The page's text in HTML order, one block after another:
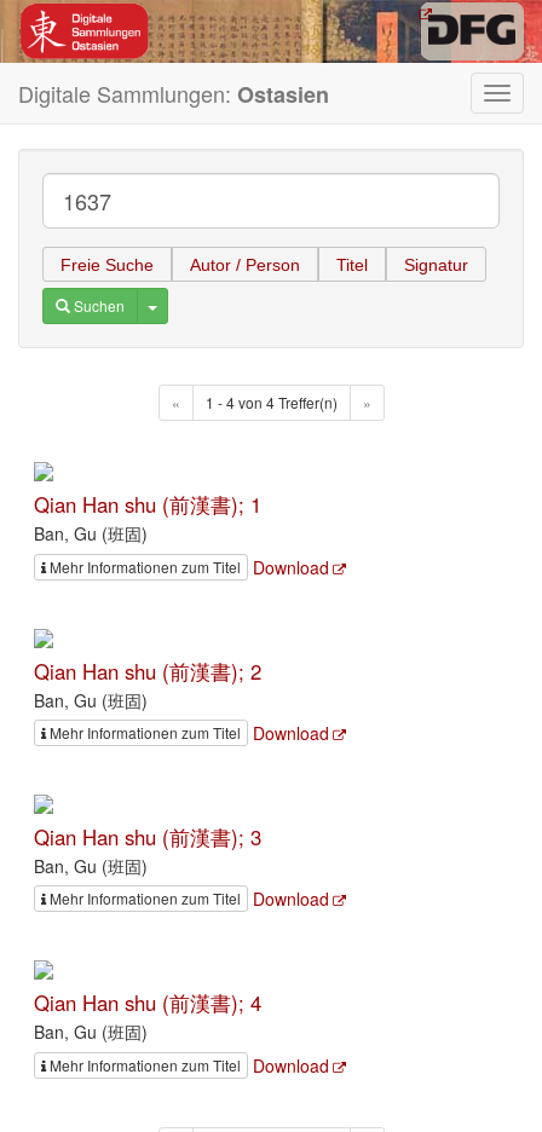
Digitale Sammlungen: Ostasien
Freie Suche Autor / Person Titel Signatur
Suchen Toggle Dropdown
« 1 - 4 von 4 Treffer(n) »
Qian Han shu (前漢書); 1
Ban, Gu (班固)
Mehr Informationen zum Titel Download
Qian Han shu (前漢書); 2
Ban, Gu (班固)
Mehr Informationen zum Titel Download
Qian Han shu (前漢書); 3
Ban, Gu (班固)
Mehr Informationen zum Titel Download
Qian Han shu (前漢書); 4
Ban, Gu (班固)
Mehr Informationen zum Titel Download